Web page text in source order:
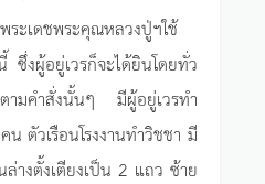
ะเดชพระคุณหลวงปู่ฯใช้
ซึ่งผู้อยู่เวรก็จะได้ยินโดยทั่ว
มคำสั่งนั้นๆ มีผู้อยู่เวรทำ
ตัวเรือนโรงงานทำวิชชา มี
างตั้งเตียงเป็น 2 แถว ซ้าย